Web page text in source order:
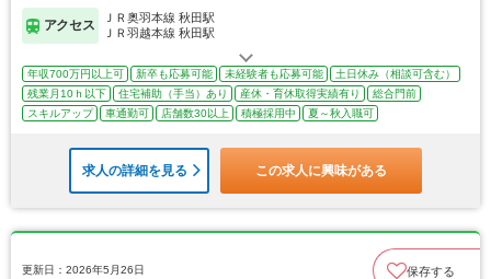
アクセス
ＪＲ奥羽本線 秋田駅
ＪＲ羽越本線 秋田駅
年収700万円以上可 新卒も応募可能 未経験者も応募可能
土日休み（相談可含む）
残業月10ｈ以下
住宅補助（手当）あり 産休・育休取得実績有り
総合門前
スキルアップ
車通勤可 店舗数30以上 積極採用中 夏～秋入職可
求人の詳細を見る この求人に興味がある
更新日：2026年5月26日 保存する